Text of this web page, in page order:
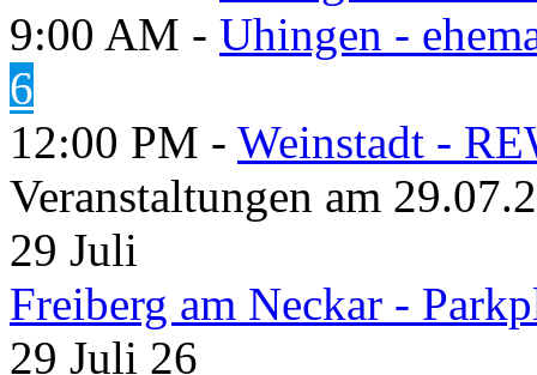
9:00 AM - Uhingen -
6
12:00 PM - Weinstadt -
Veranstaltungen am
29 Juli
Freiberg am Neckar -
29 Juli 26